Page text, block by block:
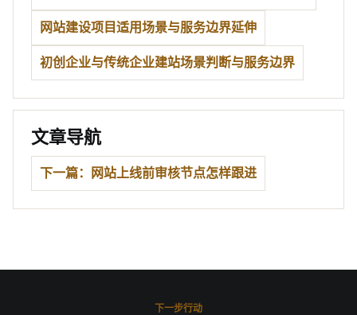
网站建设项目适用场景与服务边界延伸
初创企业与传统企业建站场景判断与服务边界
文章导航
下一篇：网站上线前审核节点怎样跟进
下一步行动